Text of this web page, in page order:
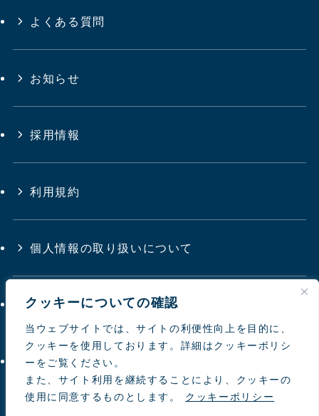
クッキーについての確認
当ウェブサイトでは、サイトの利便性向上を目的に、
クッキーを使用しております。詳細はクッキーポリシ
ーをご覧ください。
また、サイト利用を継続することにより、クッキーの
使用に同意するものとします。
クッキーポリシー
よくある質問
お知らせ
採用情報
利用規約
個人情報の取り扱いについて
サイトマップ
お問い合わせ